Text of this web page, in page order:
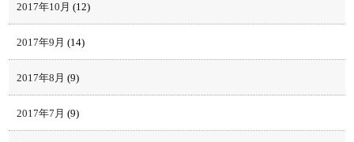
2017年10月 (12)
2017年9月 (14)
2017年8月 (9)
2017年7月 (9)